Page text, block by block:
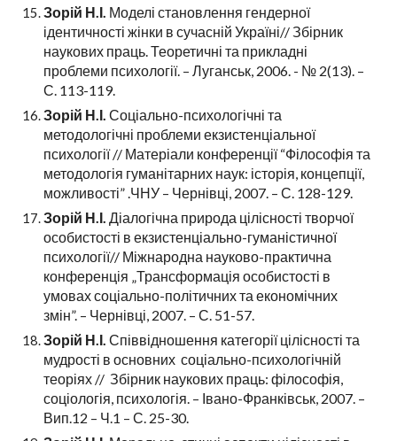
Зорій Н.І. Моделі становлення гендерної
ідентичності жінки в сучасній Україні// Збірник
наукових праць. Теоретичні та прикладні
проблеми психології. – Луганськ, 2006. - № 2(13). –
С. 113-119.
Зорій Н.І. Соціально-психологічні та
методологічні проблеми екзистенціальної
психології // Матеріали конференції “Філософія та
методологія гуманітарних наук: історія, концепції,
можливості” .ЧНУ – Чернівці, 2007. – С. 128-129.
Зорій Н.І. Діалогічна природа цілісності творчої
особистості в екзистенціально-гуманістичної
психології// Міжнародна науково-практична
конференція „Трансформація особистості в
умовах соціально-політичних та економічних
змін”. – Чернівці, 2007. – С. 51-57.
Зорій Н.І. Співвідношення категорії цілісності та
мудрості в основних соціально-психологічній
теоріях // Збірник наукових праць: філософія,
соціологія, психологія. – Івано-Франківськ, 2007. –
Вип.12 – Ч.1 – С. 25-30.